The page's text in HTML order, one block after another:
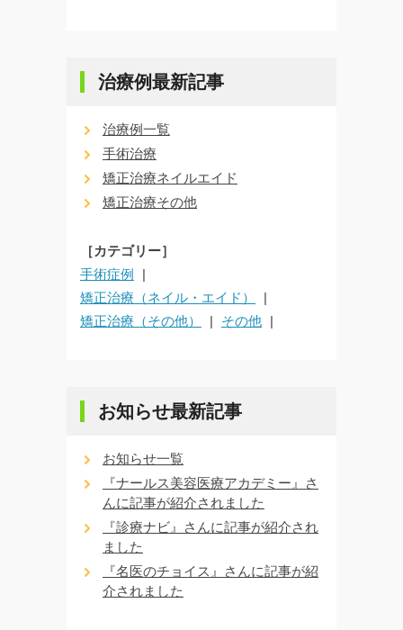
治療例最新記事
治療例一覧
手術治療
矯正治療ネイルエイド
矯正治療その他
［カテゴリー］
手術症例
矯正治療（ネイル・エイド）
矯正治療（その他）
その他
お知らせ最新記事
お知らせ一覧
『ナールス美容医療アカデミー』さ
んに記事が紹介されました
『診療ナビ』さんに記事が紹介され
ました
『名医のチョイス』さんに記事が紹
介されました